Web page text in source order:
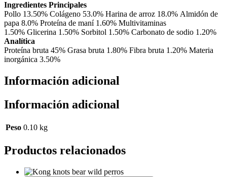
Ingredientes Principales
Pollo 13.50% Colágeno 53.0% Harina de arroz 18.0% Almidón de
papa 8.0% Proteína de maní 1.60% Multivitaminas
1.50% Glicerina 1.50% Sorbitol 1.50% Carbonato de sodio 1.20%
Analítica
Proteína bruta 45% Grasa bruta 1.80% Fibra bruta 1.20% Materia
inorgánica 3.50%
Información adicional
Información adicional
Peso 0.10 kg
Productos relacionados